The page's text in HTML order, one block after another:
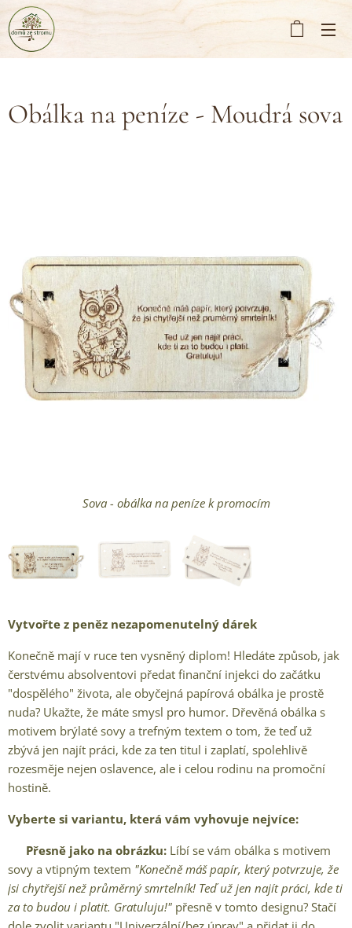
Obálka na peníze - Moudrá sova
Sova - obálka na peníze k promocím
Originální způsob předání peněz k promocím
Dřevěná obálka na peníze
Vytvořte z peněz nezapomenutelný dárek
Konečně mají v ruce ten vysněný diplom! Hledáte způsob, jak
čerstvému absolventovi předat finanční injekci do začátku
"dospělého" života, ale obyčejná papírová obálka je prostě
nuda? Ukažte, že máte smysl pro humor. Dřevěná obálka s
motivem brýlaté sovy a trefným textem o tom, že teď už
zbývá jen najít práci, kde za ten titul i zaplatí, spolehlivě
rozesměje nejen oslavence, ale i celou rodinu na promoční
hostině.
Vyberte si variantu, která vám vyhovuje nejvíce:
Přesně jako na obrázku: Líbí se vám obálka s motivem
sovy a vtipným textem "Konečně máš papír, který potvrzuje, že
jsi chytřejší než průměrný smrtelník! Teď už jen najít práci, kde ti
za to budou i platit. Gratuluju!" přesně v tomto designu? Stačí